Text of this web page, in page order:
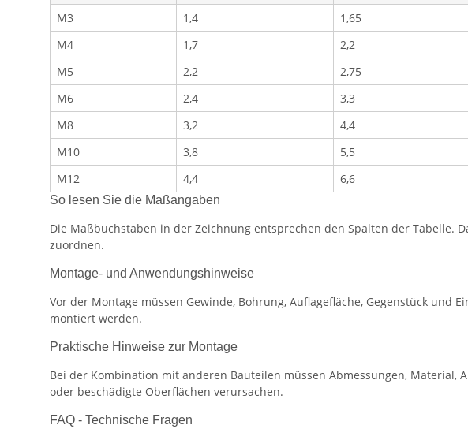
M3
1,4 1,65
M4
1,7 2,2
M5
2,2 2,75
M6
2,4 3,3
M8
3,2 4,4
M10
3,8 5,5
M12
4,4 6,6
So lesen Sie die Maßangaben
Die Maßbuchstaben in der Zeichnung entsprechen den Spalten der Tabelle.
zuordnen.
Montage- und Anwendungshinweise
Vor der Montage müssen Gewinde, Bohrung, Auflagefläche, Gegenstück
montiert werden.
Praktische Hinweise zur Montage
Bei der Kombination mit anderen Bauteilen müssen Abmessungen, Material,
oder beschädigte Oberflächen verursachen.
FAQ - Technische Fragen